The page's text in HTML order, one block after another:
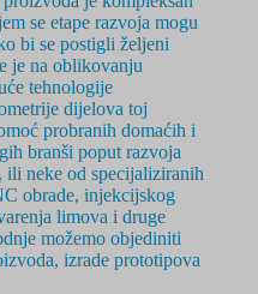
se etape razvoja mogu
bi se postigli željeni
je na oblikovanju
tehnologije
dijelova toj
probranih domaćih i
branši poput razvoja
ili neke od specijaliziranih
obrade, injekcijskog
limova i druge
možemo objediniti
izrade prototipova